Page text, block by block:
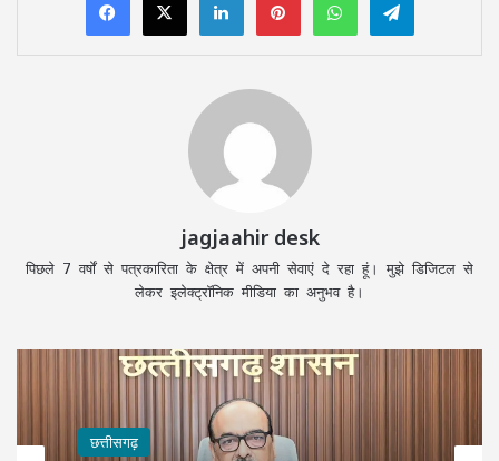
jagjaahir desk
पिछले 7 वर्षों से पत्रकारिता के क्षेत्र में अपनी सेवाएं दे रहा हूं। मुझे डिजिटल से
लेकर इलेक्ट्रॉनिक मीडिया का अनुभव है।
छत्तीसगढ़